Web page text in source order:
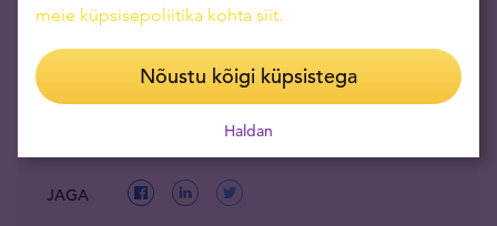
regionaalsel kui ka riiklikul tasandil.
JAGA
meie küpsisepoliitika kohta siit.
Nõustu kõigi küpsistega
Haldan